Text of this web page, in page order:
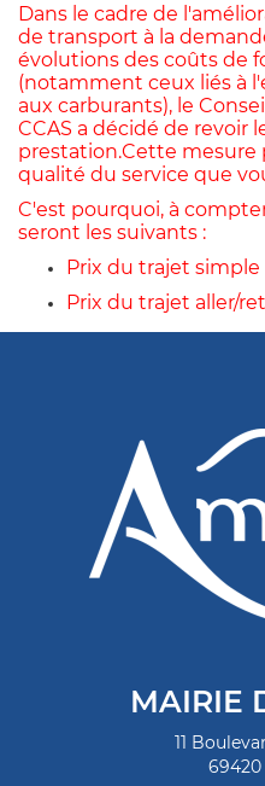
Dans le cadre de
de transport à la
évolutions des coûts de
(notamment ceux liés à
aux carburants), le
CCAS a décidé de revoir
prestation.Cette
qualité du service que
C'est pourquoi, à
seront les suivants :
Prix du trajet simple
Prix du trajet aller/
MAIRIE
11